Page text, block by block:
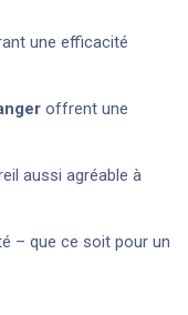
une efficacité
offrent une
aussi agréable à
– que ce soit pour un